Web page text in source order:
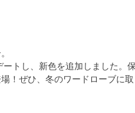
トし、新色を追加しました。
！ぜひ、冬のワードローブに